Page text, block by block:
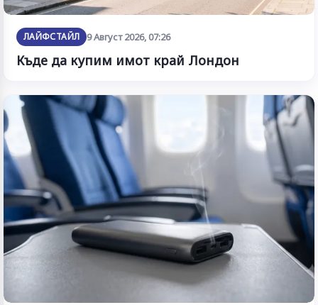
ЛАЙФСТАЙЛ 9 Август 2026, 07:26
Къде да купим имот край Лондон